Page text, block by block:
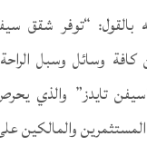
بالقول: “توفر شقق
كافة وسائل وسبل
تايدز” والذي
والمالكين